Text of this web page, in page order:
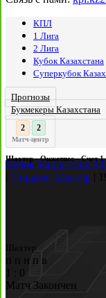
КПЛ
1 Лига
2 Лига
Кубок Казахстана
Суперкубок
Прогнозы
Букмекеры Казахстана
3 : 2
Матч-центр
Шахтер - Окжетпес - Счет
Кубок Казахстана
Стадион Шахтёр
Шахтер
п п н п в
1
0
Матч Закончен